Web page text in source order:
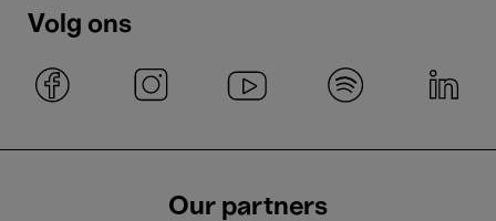
Volg ons
Our partners